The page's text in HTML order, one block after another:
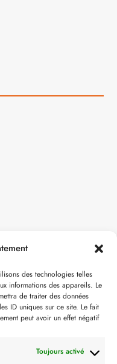
des technologies telles
informations des appareils. Le
de traiter des données
ID uniques sur ce site. Le fait
peut avoir un effet négatif
Toujours activé